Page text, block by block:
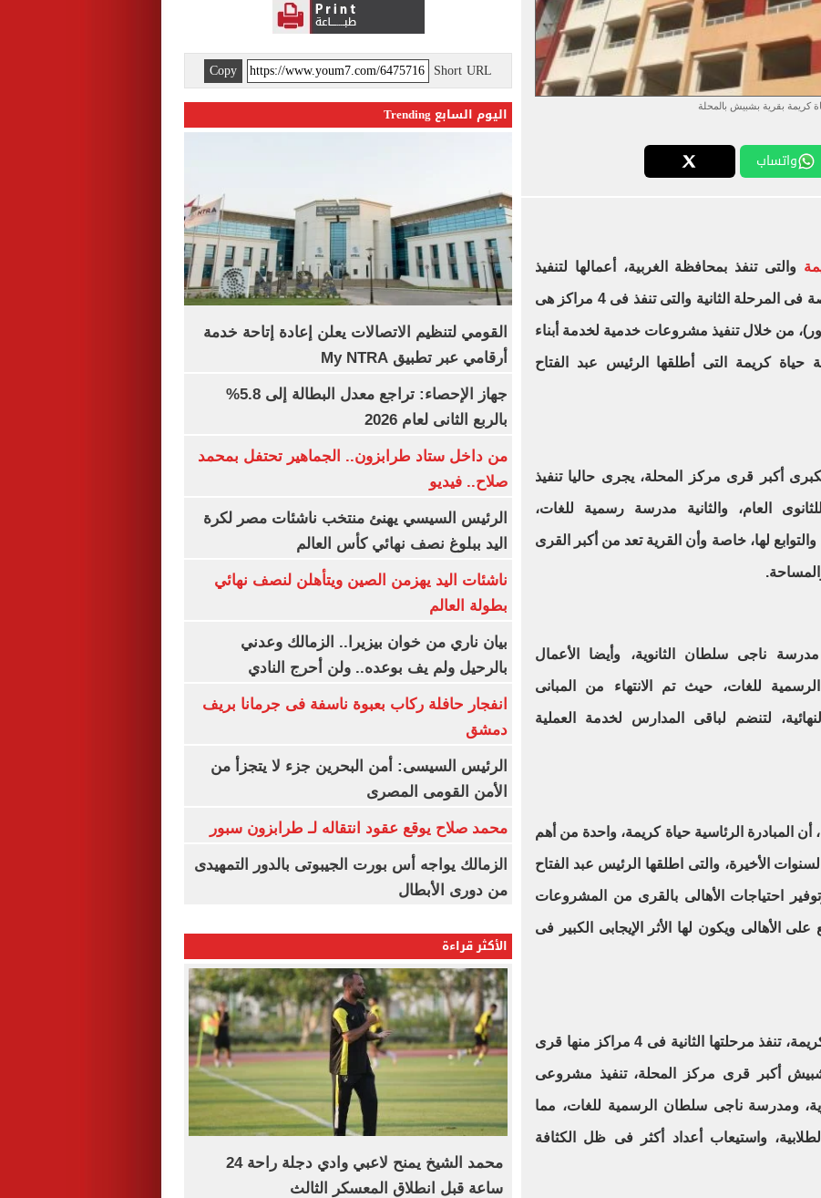
كريمة بقرية بشبيش بالمحلة
واتساب
والتى تنفذ بمحافظة الغربية، أعمالها لتنفيذ
المشروعات التى تم البدء فيها، خاصة فى المرحلة الثانية والتى تنفذ فى 4 مراكز هى
من خلال تنفيذ مشروعات خدمية لخدمة أبناء
حياة كريمة التى أطلقها الرئيس عبد الفتاح
أكبر قرى مركز المحلة، يجرى حاليا تنفيذ
العام، والثانية مدرسة رسمية للغات،
والتوابع لها، خاصة وأن القرية تعد من أكبر القرى
.
مدرسة ناجى سلطان الثانوية، وأيضا الأعمال
للغات، حيث تم الانتهاء من المبانى
لتنضم لباقى المدارس لخدمة العملية
أن المبادرة الرئاسية حياة كريمة، واحدة من أهم
الأخيرة، والتى اطلقها الرئيس عبد الفتاح
احتياجات الأهالى بالقرى من المشروعات
على الأهالى ويكون لها الأثر الإيجابى الكبير فى
وأضاف أن المبادرة الرئاسية حياة كريمة، تنفذ مرحلتها الثانية فى 4 مراكز منها قرى
أكبر قرى مركز المحلة، تنفيذ مشروعى
ومدرسة ناجى سلطان الرسمية للغات، مما
واستيعاب أعداد أكثر فى ظل الكثافة
Short URL
Copy
اليوم السابع Trending
القومي لتنظيم الاتصالات يعلن إعادة إتاحة خدمة
أرقامي عبر تطبيق My NTRA
جهاز الإحصاء: تراجع معدل البطالة إلى 5.8%
بالربع الثانى لعام 2026
من داخل ستاد طرابزون.. الجماهير تحتفل بمحمد
صلاح.. فيديو
الرئيس السيسي يهنئ منتخب ناشئات مصر لكرة
اليد ببلوغ نصف نهائي كأس العالم
ناشئات اليد يهزمن الصين ويتأهلن لنصف نهائي
بطولة العالم
بيان ناري من خوان بيزيرا.. الزمالك وعدني
بالرحيل ولم يف بوعده.. ولن أحرج النادي
انفجار حافلة ركاب بعبوة ناسفة فى جرمانا بريف
دمشق
الرئيس السيسى: أمن البحرين جزء لا يتجزأ من
الأمن القومى المصرى
محمد صلاح يوقع عقود انتقاله لـ طرابزون سبور
الزمالك يواجه أس بورت الجيبوتى بالدور التمهيدى
من دورى الأبطال
الأكثر قراءة
محمد الشيخ يمنح لاعبي وادي دجلة راحة 24
ساعة قبل انطلاق المعسكر الثالث